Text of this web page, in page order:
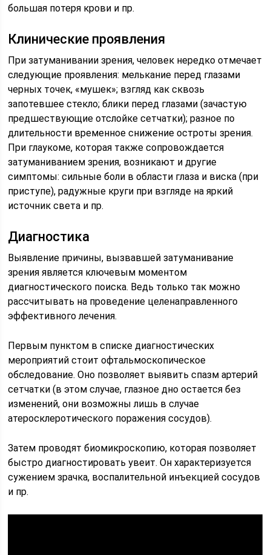
большая потеря крови и пр.
Клинические проявления
При затуманивании зрения, человек нередко отмечает
следующие проявления: мелькание перед глазами
черных точек, «мушек»; взгляд как сквозь
запотевшее стекло; блики перед глазами (зачастую
предшествующие отслойке сетчатки); разное по
длительности временное снижение остроты зрения.
При глаукоме, которая также сопровождается
затуманиванием зрения, возникают и другие
симптомы: сильные боли в области глаза и виска (при
приступе), радужные круги при взгляде на яркий
источник света и пр.
Диагностика
Выявление причины, вызвавшей затуманивание
зрения является ключевым моментом
диагностического поиска. Ведь только так можно
рассчитывать на проведение целенаправленного
эффективного лечения.
Первым пунктом в списке диагностических
мероприятий стоит офтальмоскопическое
обследование. Оно позволяет выявить спазм артерий
сетчатки (в этом случае, глазное дно остается без
изменений, они возможны лишь в случае
атеросклеротического поражения сосудов).
Затем проводят биомикроскопию, которая позволяет
быстро диагностировать увеит. Он характеризуется
сужением зрачка, воспалительной инъекцией сосудов
и пр.